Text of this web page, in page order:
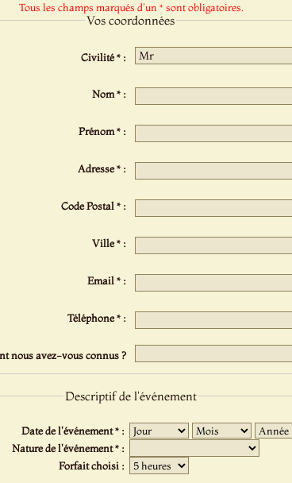
Tous les champs marqués d'un * sont obligatoires.
Vos coordonnées
Civilité * :
Nom * :
Prénom * :
Adresse * :
Code Postal * :
Ville * :
Email * :
Téléphone * :
nous avez-vous connus ?
Descriptif de l'événement
Date de l'événement * :
Nature de l'événement * :
Forfait choisi :